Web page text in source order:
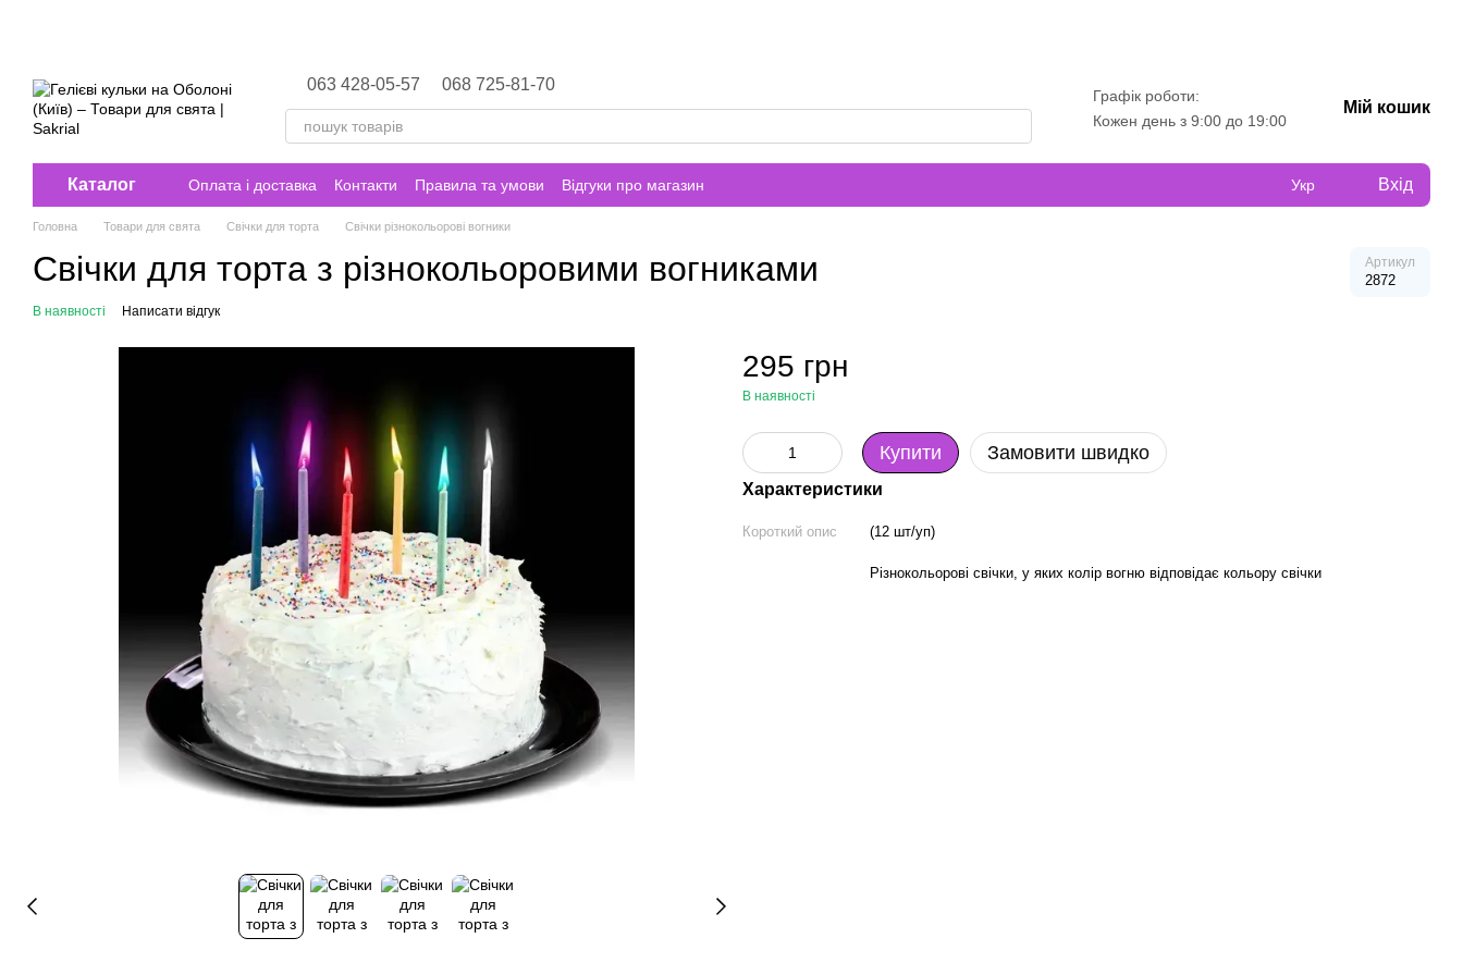
063 428-05-57 068 725-81-70
Графік роботи:
Кожен день з 9:00 до 19:00
Мій кошик
Каталог Оплата і доставка Контакти Правила та умови Відгуки про магазин Укр Вхід
Головна Товари для свята Свічки для торта Свічки різнокольорові вогники
Свічки для торта з різнокольоровими вогниками Артикул
2872
В наявності Написати відгук
295 грн
В наявності
Купити Замовити швидко
Характеристики
Короткий опис (12 шт/уп)
Різнокольорові свічки, у яких колір вогню відповідає кольору свічки